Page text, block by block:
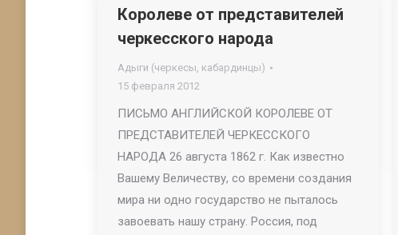
Королеве от представителей
черкесского народа
Адыги (черкесы, кабардинцы)
15 февраля 2012
ПИСЬМО АНГЛИЙСКОЙ КОРОЛЕВЕ ОТ
ПРЕДСТАВИТЕЛЕЙ ЧЕРКЕССКОГО
НАРОДА 26 августа 1862 г. Как известно
Вашему Величеству, со времени создания
мира ни одно государство не пыталось
завоевать нашу страну. Россия, под